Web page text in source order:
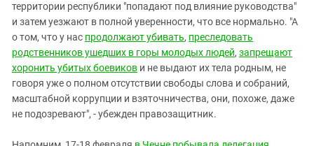
территории республики "попадают под влияние руководства"
и затем уезжают в полной уверенности, что все нормально. "А
о том, что у нас продолжают убивать, преследовать
родственников ушедших в горы молодых людей, запрещают
хоронить убитых боевиков и не выдают их тела родным, не
говоря уже о полном отсутствии свободы слова и собраний,
масштабной коррупции и взяточничества, они, похоже, даже
не подозревают", - убежден правозащитник.